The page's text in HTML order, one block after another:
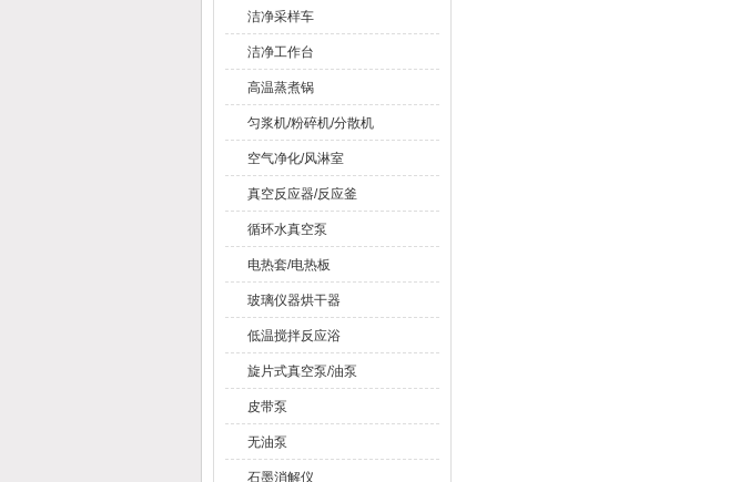
洁净采样车
洁净工作台
高温蒸煮锅
匀浆机/粉碎机/分散机
空气净化/风淋室
真空反应器/反应釜
循环水真空泵
电热套/电热板
玻璃仪器烘干器
低温搅拌反应浴
旋片式真空泵/油泵
皮带泵
无油泵
石墨消解仪